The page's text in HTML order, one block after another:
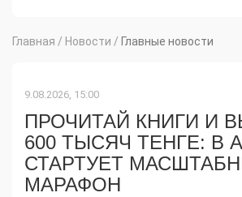
Главная / Новости / Главные новости
9.08.2026, 15:00
ПРОЧИТАЙ КНИГИ И
600 ТЫСЯЧ ТЕНГЕ: В
СТАРТУЕТ
МАРАФОН